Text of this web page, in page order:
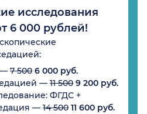
исследования
6 000 рублей!
— 7 500 6 000 руб.
— 11 500 9 200 руб.
ФГДС +
— 14 500 11 600 руб.